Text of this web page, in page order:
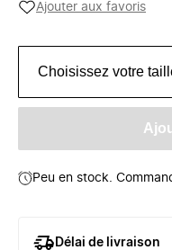
Ajouter aux favoris
Choisissez votre
Peu en stock.
Délai de livraison